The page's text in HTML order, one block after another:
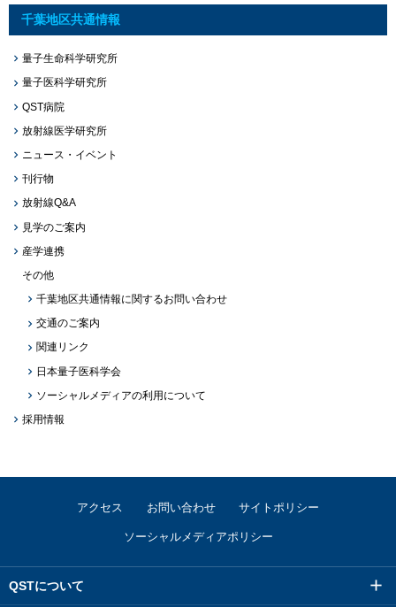
千葉地区共通情報
量子生命科学研究所
量子医科学研究所
QST病院
放射線医学研究所
ニュース・イベント
刊行物
放射線Q&A
見学のご案内
産学連携
その他
千葉地区共通情報に関するお問い合わせ
交通のご案内
関連リンク
日本量子医科学会
ソーシャルメディアの利用について
採用情報
アクセス お問い合わせ サイトポリシー
ソーシャルメディアポリシー
QSTについて